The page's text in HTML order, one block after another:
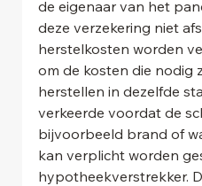
de eigenaar van het
deze verzekering niet
herstelkosten worden
om de kosten die nodig
herstellen in dezelfde
verkeerde voordat de
bijvoorbeeld brand of
kan verplicht worden
hypotheekverstrekker.